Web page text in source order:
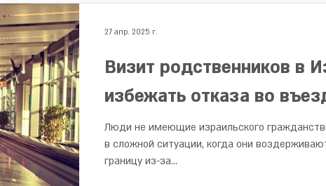
Визит родственников в
избежать отказа во
Люди не имеющие израильского
в сложной ситуации, когда они
границу из-за...
27 апр. 2025 г.